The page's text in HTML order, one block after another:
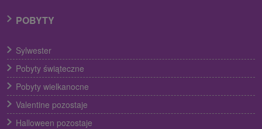
POBYTY
Sylwester
Pobyty świąteczne
Pobyty wielkanocne
Valentine pozostaje
Halloween pozostaje